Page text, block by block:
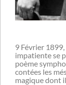
9 Février
impatiente se
poème
contées les
magique dont